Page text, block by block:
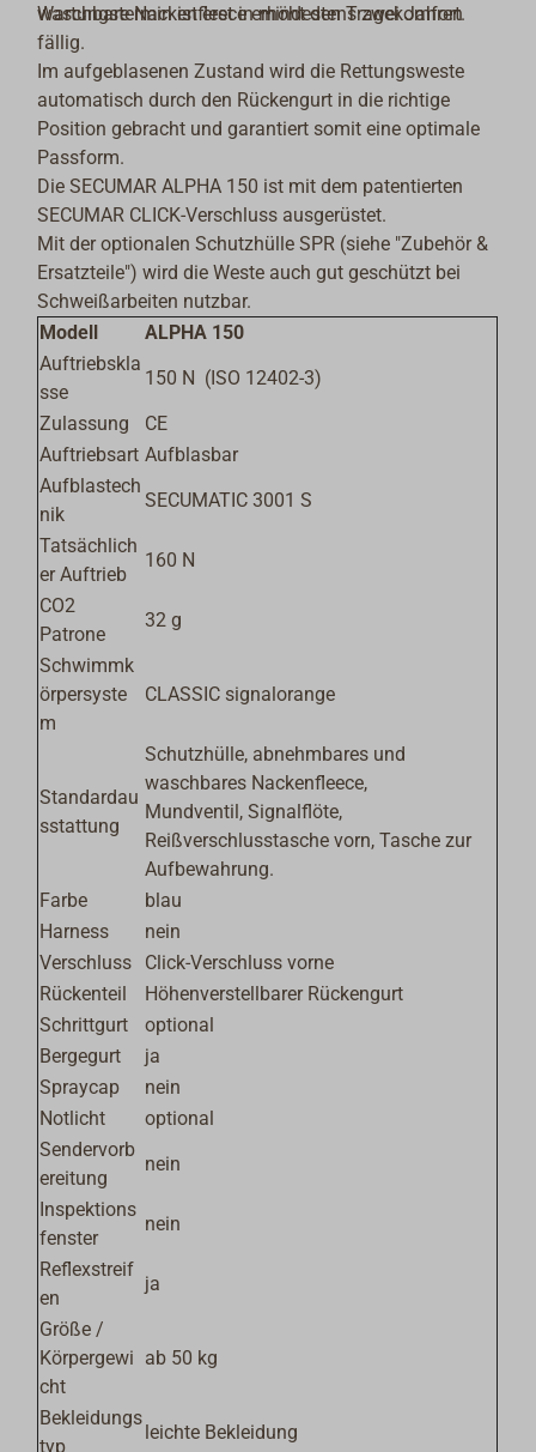
waschbare Nackenfleece erhöht den Tragekomfort.
Wartungstermin ist erst in mindestens zwei Jahren
fällig.
Im aufgeblasenen Zustand wird die Rettungsweste
automatisch durch den Rückengurt in die richtige
Position gebracht und garantiert somit eine optimale
Passform.
Die SECUMAR ALPHA 150 ist mit dem patentierten
SECUMAR CLICK-Verschluss ausgerüstet.
Mit der optionalen Schutzhülle SPR (siehe "Zubehör &
Ersatzteile") wird die Weste auch gut geschützt bei
Schweißarbeiten nutzbar.
Modell
ALPHA 150
Auftriebskla
sse
150 N (ISO 12402-3)
Zulassung
CE
Auftriebsart Aufblasbar
Aufblastech
nik
SECUMATIC 3001 S
Tatsächlich
er Auftrieb
160 N
CO2
Patrone
32 g
Schwimmk
örpersyste
m
CLASSIC signalorange
Standardau
sstattung
Schutzhülle, abnehmbares und
waschbares Nackenfleece,
Mundventil, Signalflöte,
Reißverschlusstasche vorn, Tasche zur
Aufbewahrung.
Farbe
blau
Harness
nein
Verschluss
Click-Verschluss vorne
Rückenteil
Höhenverstellbarer Rückengurt
Schrittgurt
optional
Bergegurt
ja
Spraycap
nein
Notlicht
optional
Sendervorb
ereitung
nein
Inspektions
fenster
nein
Reflexstreif
en
ja
Größe /
Körpergewi
cht
ab 50 kg
Bekleidungs
typ
leichte Bekleidung